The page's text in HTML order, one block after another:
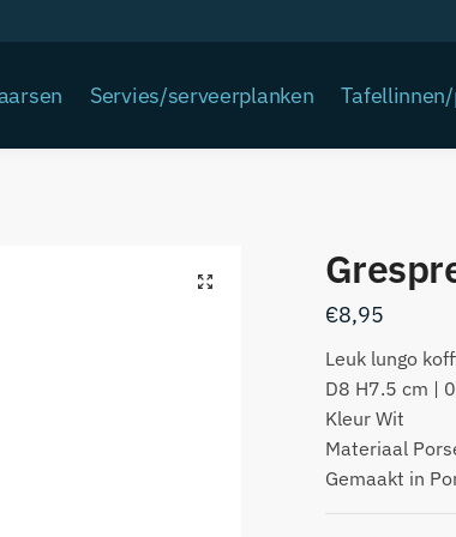
Servies/serveerplanken
€8,95
Leuk lungo
D8 H7.5 cm |
Kleur Wit
Materiaal
Gemaakt in